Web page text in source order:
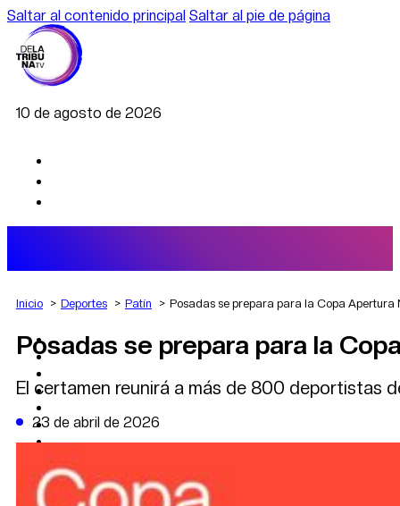
Saltar al contenido principal Saltar al pie de página
10 de agosto de 2026
AGRO
DEPORTES
POLÍTICA
DATA FIRME
DE LA TRIBUNA TV
Inicio Deportes Patín Posadas se prepara para la Copa Apertura
Posadas se prepara para la
El certamen reunirá a más de 800 deportistas
23 de abril de 2026